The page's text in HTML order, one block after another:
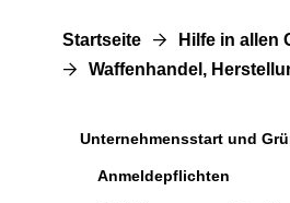
Startseite Hilfe in allen
Waffenhandel,
Unternehmensstart und
Anmeldepflichten